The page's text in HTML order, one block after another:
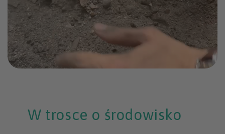
W trosce o środowisko